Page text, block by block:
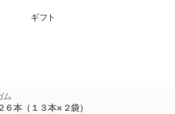
ギフト
ム
本（１３本×２袋）